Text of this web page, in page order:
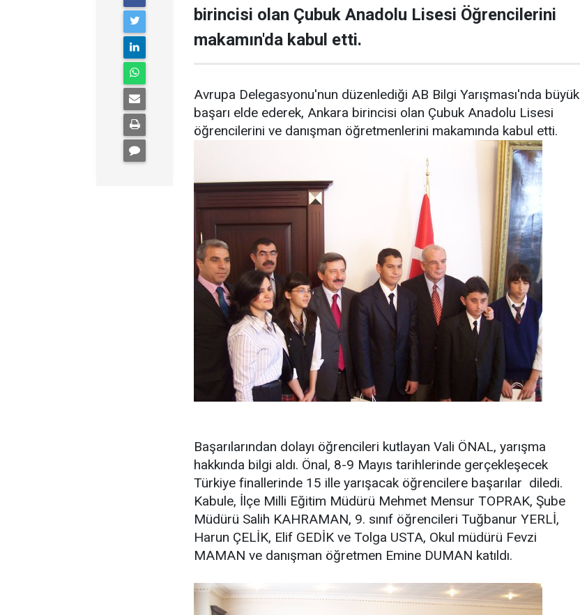
birincisi olan Çubuk Anadolu Lisesi Öğrencilerini
makamın'da kabul etti.
Avrupa Delegasyonu'nun düzenlediği AB Bilgi Yarışması'nda büyük
başarı elde ederek, Ankara birincisi olan Çubuk Anadolu Lisesi
öğrencilerini ve danışman öğretmenlerini makamında kabul etti.
Başarılarından dolayı öğrencileri kutlayan Vali ÖNAL, yarışma
hakkında bilgi aldı. Önal, 8-9 Mayıs tarihlerinde gerçekleşecek
Türkiye finallerinde 15 ille yarışacak öğrencilere başarılar diledi.
Kabule, İlçe Milli Eğitim Müdürü Mehmet Mensur TOPRAK, Şube
Müdürü Salih KAHRAMAN, 9. sınıf öğrencileri Tuğbanur YERLİ,
Harun ÇELİK, Elif GEDİK ve Tolga USTA, Okul müdürü Fevzi
MAMAN ve danışman öğretmen Emine DUMAN katıldı.